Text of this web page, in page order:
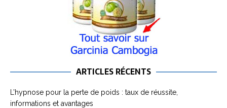
ARTICLES RÉCENTS
L’hypnose pour la perte de poids : taux de réussite,
informations et avantages